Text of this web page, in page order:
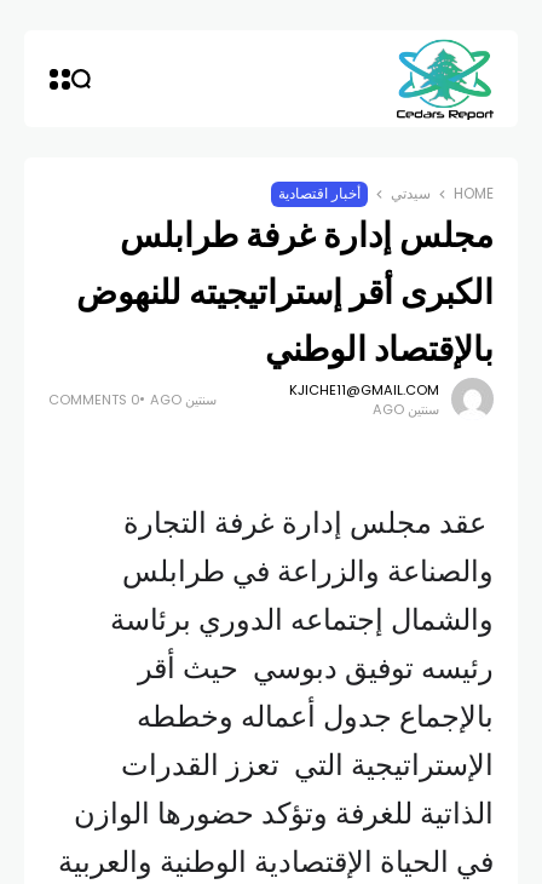
HOME سيدتي أخبار اقتصادية
مجلس إدارة غرفة طرابلس
الكبرى أقر إستراتيجيته للنهوض
بالإقتصاد الوطني
KJICHE11@GMAIL.COM
سنتين AGO
سنتين AGO 0 COMMENTS
عقد مجلس إدارة غرفة التجارة
والصناعة والزراعة في طرابلس
والشمال إجتماعه الدوري برئاسة
رئيسه توفيق دبوسي حيث أقر
بالإجماع جدول أعماله وخططه
الإستراتيجية التي تعزز القدرات
الذاتية للغرفة وتؤكد حضورها الوازن
في الحياة الإقتصادية الوطنية والعربية